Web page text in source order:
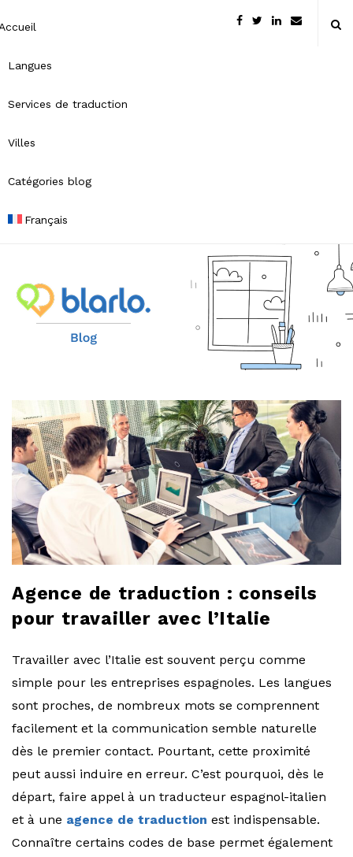
Langues
Services de traduction
Villes
Catégories blog
Français
B
r
l
o
b
l
o
g
Agence de traduction : conseils
pour travailler avec l’Italie
Travailler avec l’Italie est souvent perçu comme
simple pour les entreprises espagnoles. Les langues
sont proches, de nombreux mots se comprennent
facilement et la communication semble naturelle
dès le premier contact. Pourtant, cette proximité
peut aussi induire en erreur. C’est pourquoi, dès le
départ, faire appel à un traducteur espagnol-italien
et à une agence de traduction est indispensable.
Connaître certains codes de base permet également